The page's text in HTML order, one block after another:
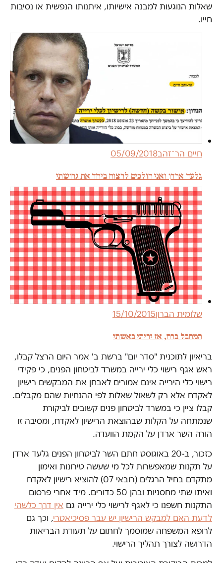
שאלות הנוגעות למבנה אישיותו, איתנותו הנפשית או נסיבות
חייו.
חיים הר־זהב05/09/2018
גלעד ארדן ואני הולכים לרצוח ביחד את גרושתי
שלומית הברון15/10/2015
המחבל ברח, אז יריתי באשתי
בריאיון לתוכנית "סדר יום" ברשת ב' אמר היום הרצל קבלו,
ראש אגף רישוי כלי ירייה במשרד לביטחון הפנים, כי פקידי
רישוי כלי הירייה אינם אמורים לאבחן את המבקשים רישיון
לאקדח אלא רק לשאול שאלות לפי ההנחיות שהם מקבלים.
קבלו ציין כי במשרד לביטחון פנים קשובים לביקורת
שנמתחה על הקלות שבהוצאת הרישיון לאקדח, ומסיבה זו
הורה השר ארדן על הקמת הוועדה.
כזכור, ב-20 באוגוסט חתם השר לביטחון הפנים גלעד ארדן
על תקנות שמאפשרות לכל מי שעשה טירונות ואימון
מתקדם בחיל הרגלים (רובאי 07) להוציא רישיון לאקדח
ואיתו שתי מחסניות ובהן 50 כדורים. מיד אחרי פרסום
התקנות חשפנו כי לאגף לרישוי כלי ירייה גם אין דרך כלשהי
לדעת האם למבקש הרישיון יש עבר פסיכיאטרי, וכך גם
לרופא המשפחה שמוסמך לחתום על תעודת הבריאות
הדרושה לצורך תהליך הרישוי.